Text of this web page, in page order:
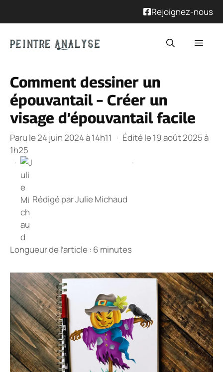
Rejoignez-nous
Comment dessiner un
épouvantail – Créer un
visage d’épouvantail facile
Paru le 24 juin 2024 à 14h11 · Édité le 19 août 2025 à
1h25
·
Rédigé parJulie Michaud
·
Longueur de l’article : 6 minutes